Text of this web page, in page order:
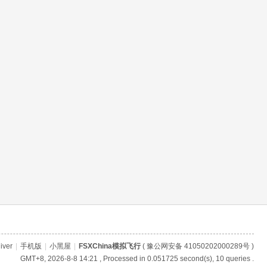
手机版 小黑屋 FSXChina模拟飞行( 豫公网安备 41050202000289号 )
GMT+8, 2026-8-8 14:21 , Processed in 0.051725 second(s), 10 queries .